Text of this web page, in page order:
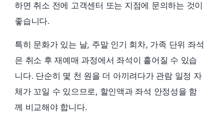
하면 취소 전에 고객센터 또는 지점에 문의하는 것이
좋습니다.
특히 문화가 있는 날, 주말 인기 회차, 가족 단위 좌석
은 취소 후 재예매 과정에서 좌석이 흩어질 수 있습
니다. 단순히 몇 천 원을 더 아끼려다가 관람 일정 자
체가 꼬일 수 있으므로, 할인액과 좌석 안정성을 함
께 비교해야 합니다.